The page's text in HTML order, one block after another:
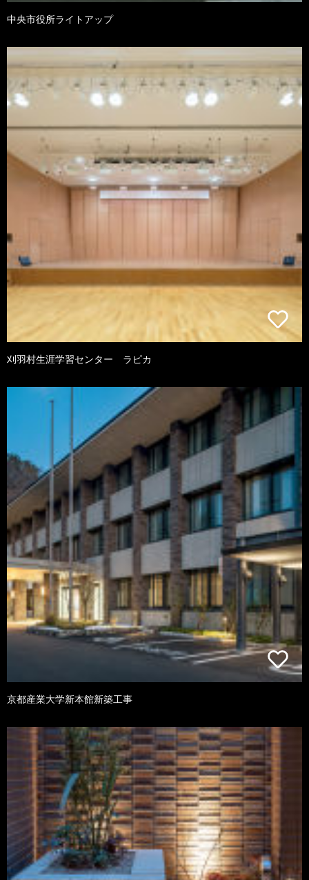
中央市役所ライトアップ
刈羽村生涯学習センター ラピカ
京都産業大学新本館新築工事